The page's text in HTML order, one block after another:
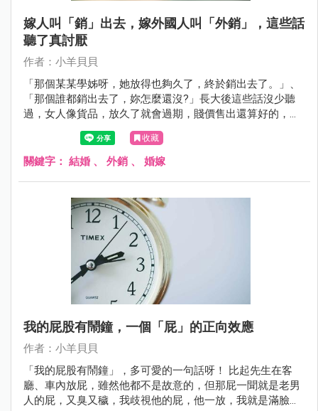
嫁人叫「銷」出去，嫁外國人叫「外銷」，這些話
聽了真討厭
作者：小羊貝貝
「那個某某學姊呀，她放得也夠久了，終於銷出去了。」、
「那個誰都銷出去了，妳怎麼還沒?」長大後這些話沒少聽
過，女人像貨品，放久了就會過期，賤價售出還算好的，
「銷」不出去才最慘。這些歧視的字眼與觀念，除了存在於
上個世代的長輩，更令人不悅的是，也同樣存在我屬於的
六、七年級世代中。
收藏
關鍵字： 結婚 、 外銷 、 婚嫁
我的屁股有鬧鐘，一個「屁」的正向效應
作者：小羊貝貝
「我的屁股有鬧鐘」，多可愛的一句話呀！ 比起先生在客
廳、車內放屁，雖然他都不是故意的，但那屁一聞就是老男
人的屁，又臭又穢，我歧視他的屁，他一放，我就是滿臉鄙